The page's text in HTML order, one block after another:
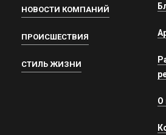
НОВОСТИ КОМПАНИЙ
ПРОИСШЕСТВИЯ
СТИЛЬ ЖИЗНИ
О